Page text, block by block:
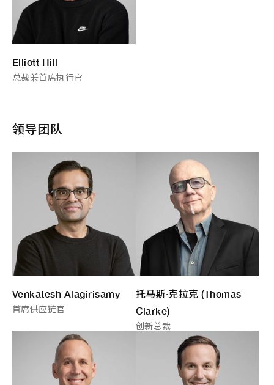
Elliott Hill
总裁兼首席执行官
领导团队
Venkatesh Alagirisamy
首席供应链官
托马斯·克拉克 (Thomas
Clarke)
创新总裁